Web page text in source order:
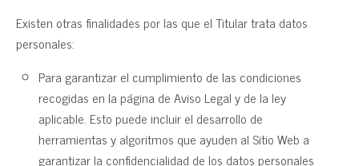
Existen otras finalidades por las que el Titular trata datos
personales:
Para garantizar el cumplimiento de las condiciones
recogidas en la página de Aviso Legal y de la ley
aplicable. Esto puede incluir el desarrollo de
herramientas y algoritmos que ayuden al Sitio Web a
garantizar la confidencialidad de los datos personales